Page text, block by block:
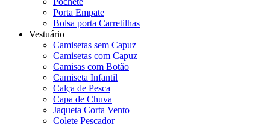
Porta Empate
Bolsa porta Carretilhas
Vestuário
Camisetas sem Capuz
Camisetas com Capuz
Camisas com Botão
Camiseta Infantil
Calça de Pesca
Capa de Chuva
Jaqueta Corta Vento
Colete Pescador